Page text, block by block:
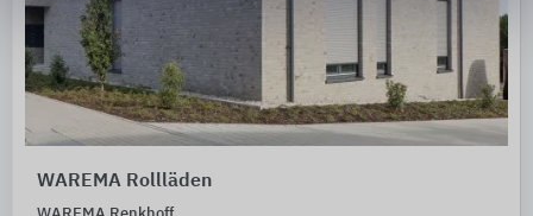
WAREMA Rollläden